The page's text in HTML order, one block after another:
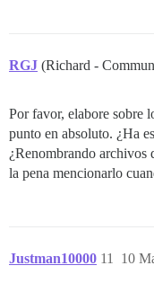
RGJ (Richard -
Por favor, elabore sobre
punto en absoluto. ¿Ha
¿Renombrando archivos
la pena mencionarlo
Justman10000 10
11